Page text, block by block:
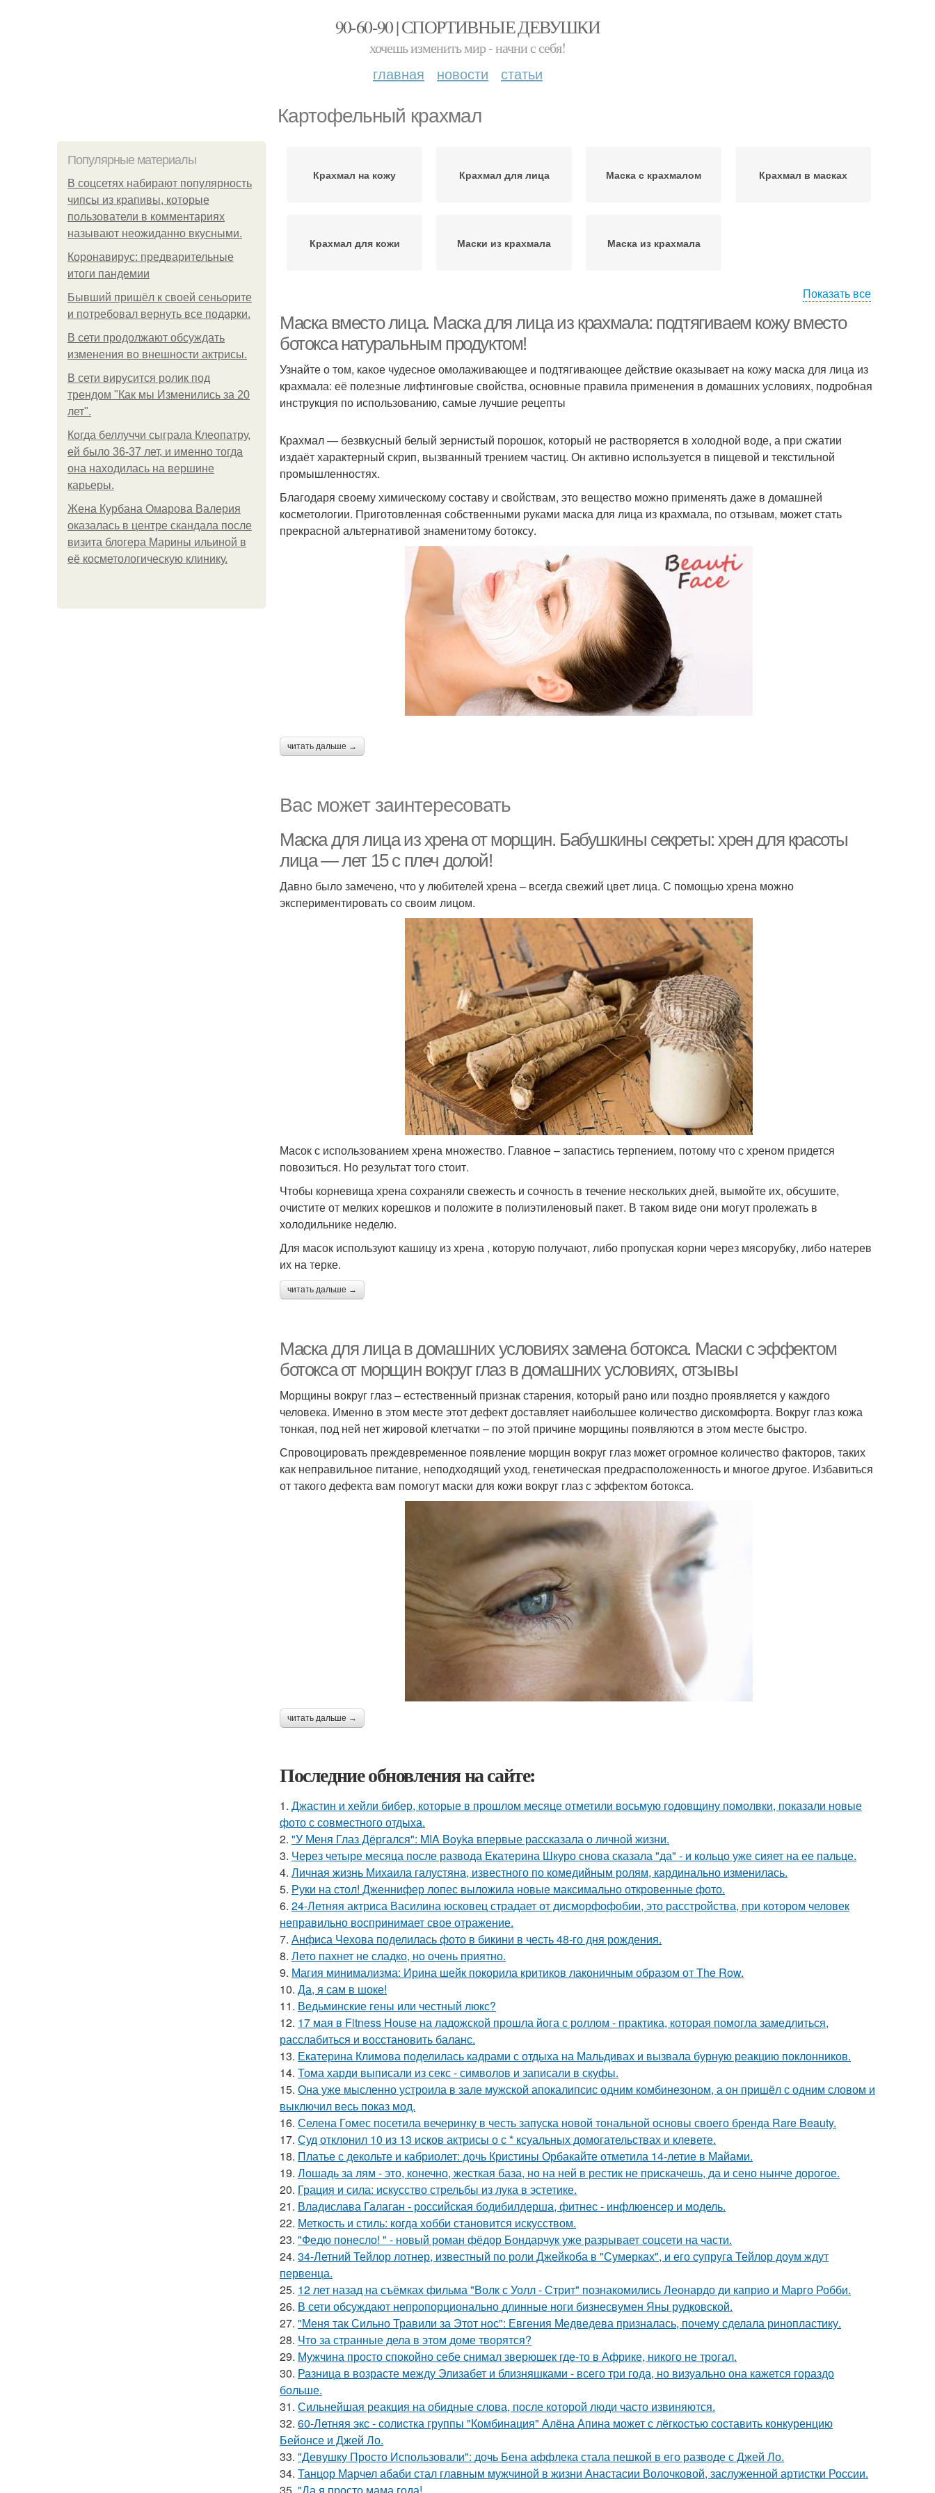
90-60-90 | СПОРТИВНЫЕ ДЕВУШКИ
хочешь изменить мир - начни с себя!
главная новости статьи
Картофельный крахмал
Популярные материалы
В соцсетях набирают популярность
чипсы из крапивы, которые
пользователи в комментариях
называют неожиданно вкусными.
Коронавирус: предварительные
итоги пандемии
Бывший пришёл к своей сеньорите
и потребовал вернуть все подарки.
В сети продолжают обсуждать
изменения во внешности актрисы.
В сети вирусится ролик под
трендом "Как мы Изменились за 20
лет".
Когда беллуччи сыграла Клеопатру,
ей было 36-37 лет, и именно тогда
она находилась на вершине
карьеры.
Жена Курбана Омарова Валерия
оказалась в центре скандала после
визита блогера Марины ильиной в
её косметологическую клинику.
Крахмал на кожу Крахмал для лица Маска с крахмалом Крахмал в масках
Крахмал для кожи Маски из крахмала Маска из крахмала
Показать все
Маска вместо лица. Маска для лица из крахмала: подтягиваем кожу вместо
ботокса натуральным продуктом!
Узнайте о том, какое чудесное омолаживающее и подтягивающее действие оказывает на кожу маска для лица из
крахмала: её полезные лифтинговые свойства, основные правила применения в домашних условиях, подробная
инструкция по использованию, самые лучшие рецепты
Крахмал — безвкусный белый зернистый порошок, который не растворяется в холодной воде, а при сжатии
издаёт характерный скрип, вызванный трением частиц. Он активно используется в пищевой и текстильной
промышленностях.
Благодаря своему химическому составу и свойствам, это вещество можно применять даже в домашней
косметологии. Приготовленная собственными руками маска для лица из крахмала, по отзывам, может стать
прекрасной альтернативой знаменитому ботоксу.
читать дальше →
Вас может заинтересовать
Маска для лица из хрена от морщин. Бабушкины секреты: хрен для красоты
лица — лет 15 с плеч долой!
Давно было замечено, что у любителей хрена – всегда свежий цвет лица. С помощью хрена можно
экспериментировать со своим лицом.
Масок с использованием хрена множество. Главное – запастись терпением, потому что с хреном придется
повозиться. Но результат того стоит.
Чтобы корневища хрена сохраняли свежесть и сочность в течение нескольких дней, вымойте их, обсушите,
очистите от мелких корешков и положите в полиэтиленовый пакет. В таком виде они могут пролежать в
холодильнике неделю.
Для масок используют кашицу из хрена , которую получают, либо пропуская корни через мясорубку, либо натерев
их на терке.
читать дальше →
Маска для лица в домашних условиях замена ботокса. Маски с эффектом
ботокса от морщин вокруг глаз в домашних условиях, отзывы
Морщины вокруг глаз – естественный признак старения, который рано или поздно проявляется у каждого
человека. Именно в этом месте этот дефект доставляет наибольшее количество дискомфорта. Вокруг глаз кожа
тонкая, под ней нет жировой клетчатки – по этой причине морщины появляются в этом месте быстро.
Спровоцировать преждевременное появление морщин вокруг глаз может огромное количество факторов, таких
как неправильное питание, неподходящий уход, генетическая предрасположенность и многое другое. Избавиться
от такого дефекта вам помогут маски для кожи вокруг глаз с эффектом ботокса.
читать дальше →
Последние обновления на сайте:
1. Джастин и хейли бибер, которые в прошлом месяце отметили восьмую годовщину помолвки, показали новые
фото с совместного отдыха.
2. "У Меня Глаз Дёргался": MIA Boyka впервые рассказала о личной жизни.
3. Через четыре месяца после развода Екатерина Шкуро снова сказала "да" - и кольцо уже сияет на ее пальце.
4. Личная жизнь Михаила галустяна, известного по комедийным ролям, кардинально изменилась.
5. Руки на стол! Дженнифер лопес выложила новые максимально откровенные фото.
6. 24-Летняя актриса Василина юсковец страдает от дисморфофобии, это расстройства, при котором человек
неправильно воспринимает свое отражение.
7. Анфиса Чехова поделилась фото в бикини в честь 48-го дня рождения.
8. Лето пахнет не сладко, но очень приятно.
9. Магия минимализма: Ирина шейк покорила критиков лаконичным образом от The Row.
10. Да, я сам в шоке!
11. Ведьминские гены или честный люкс?
12. 17 мая в Fitness House на ладожской прошла йога с роллом - практика, которая помогла замедлиться,
расслабиться и восстановить баланс.
13. Екатерина Климова поделилась кадрами с отдыха на Мальдивах и вызвала бурную реакцию поклонников.
14. Тома харди выписали из секс - символов и записали в скуфы.
15. Она уже мысленно устроила в зале мужской апокалипсис одним комбинезоном, а он пришёл с одним словом и
выключил весь показ мод.
16. Селена Гомес посетила вечеринку в честь запуска новой тональной основы своего бренда Rare Beauty.
17. Суд отклонил 10 из 13 исков актрисы о с * ксуальных домогательствах и клевете.
18. Платье с декольте и кабриолет: дочь Кристины Орбакайте отметила 14-летие в Майами.
19. Лошадь за лям - это, конечно, жесткая база, но на ней в рестик не прискачешь, да и сено нынче дорогое.
20. Грация и сила: искусство стрельбы из лука в эстетике.
21. Владислава Галаган - российская бодибилдерша, фитнес - инфлюенсер и модель.
22. Меткость и стиль: когда хобби становится искусством.
23. "Федю понесло! " - новый роман фёдор Бондарчук уже разрывает соцсети на части.
24. 34-Летний Тейлор лотнер, известный по роли Джейкоба в "Сумерках", и его супруга Тейлор доум ждут
первенца.
25. 12 лет назад на съёмках фильма "Волк с Уолл - Стрит" познакомились Леонардо ди каприо и Марго Робби.
26. В сети обсуждают непропорционально длинные ноги бизнесвумен Яны рудковской.
27. "Меня так Сильно Травили за Этот нос": Евгения Медведева призналась, почему сделала ринопластику.
28. Что за странные дела в этом доме творятся?
29. Мужчина просто спокойно себе снимал зверюшек где-то в Африке, никого не трогал.
30. Разница в возрасте между Элизабет и близняшками - всего три года, но визуально она кажется гораздо
больше.
31. Сильнейшая реакция на обидные слова, после которой люди часто извиняются.
32. 60-Летняя экс - солистка группы "Комбинация" Алёна Апина может с лёгкостью составить конкуренцию
Бейонсе и Джей Ло.
33. "Девушку Просто Использовали": дочь Бена аффлека стала пешкой в его разводе с Джей Ло.
34. Танцор Марчел абаби стал главным мужчиной в жизни Анастасии Волочковой, заслуженной артистки России.